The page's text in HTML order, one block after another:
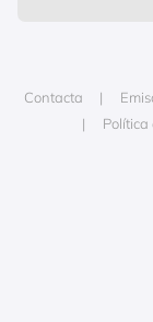
Contacta
Política